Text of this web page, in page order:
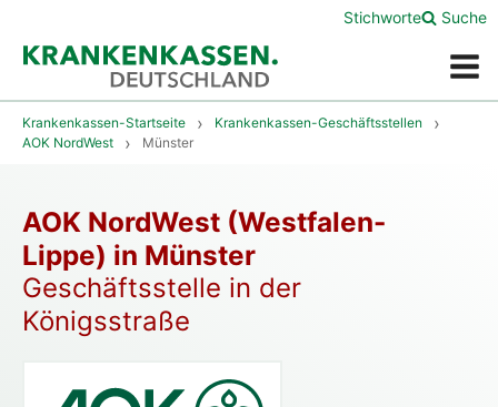
Menü
Stichworte Suche
Krankenkassen-Startseite
Krankenkassen-Geschäftsstellen
AOK NordWest
Münster
AOK NordWest (Westfalen-
Lippe) in Münster
Geschäftsstelle in der
Königsstraße